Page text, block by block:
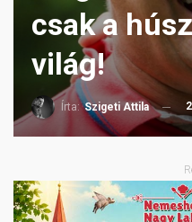
csak a
világ!
Írta:Szigeti Attila